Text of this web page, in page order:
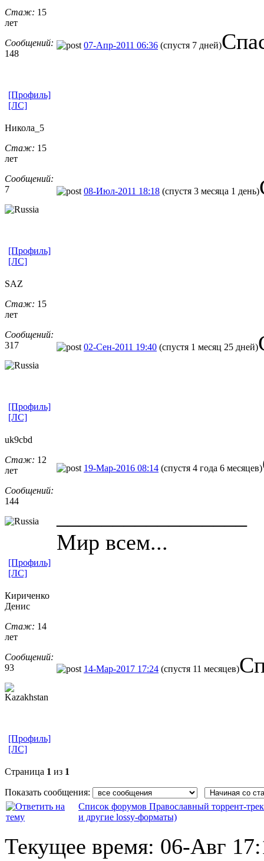
Стаж: 15
лет
Сообщений:
148
07-Апр-2011 06:36 (спустя 7 дней)
[Профиль]
[ЛС]
Никола_5
Стаж: 15
лет
Сообщений:
7
08-Июл-2011 18:18 (спустя 3 месяца 1 день)
[Профиль]
[ЛС]
SAZ
Стаж: 15
лет
Сообщений:
317
02-Сен-2011 19:40 (спустя 1 месяц 25 дней)
[Профиль]
[ЛС]
uk9cbd
Стаж: 12
лет
Сообщений:
144
19-Мар-2016 08:14 (спустя 4 года 6 месяцев)
Мир всем...
[Профиль]
[ЛС]
Кириченко
Денис
Стаж: 14
лет
Сообщений:
93
14-Мар-2017 17:24 (спустя 11 месяцев)
[Профиль]
[ЛС]
Страница 1 из 1
Показать сообщения:
Список форумов Православный торрент-
и другие lossy-форматы)
Текущее время: 06-Авг